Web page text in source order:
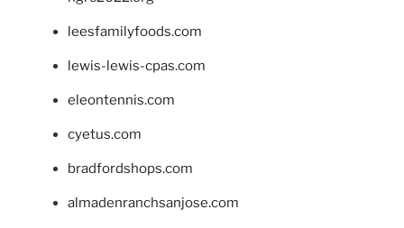
leesfamilyfoods.com
lewis-lewis-cpas.com
eleontennis.com
cyetus.com
bradfordshops.com
almadenranchsanjose.com